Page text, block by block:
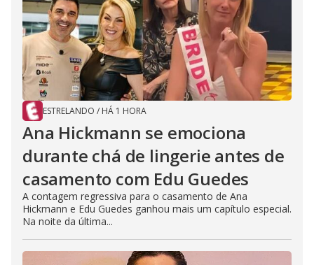
ESTRELANDO / HÁ 1 HORA
Ana Hickmann se emociona
durante chá de lingerie antes de
casamento com Edu Guedes
A contagem regressiva para o casamento de Ana
Hickmann e Edu Guedes ganhou mais um capítulo especial.
Na noite da última...